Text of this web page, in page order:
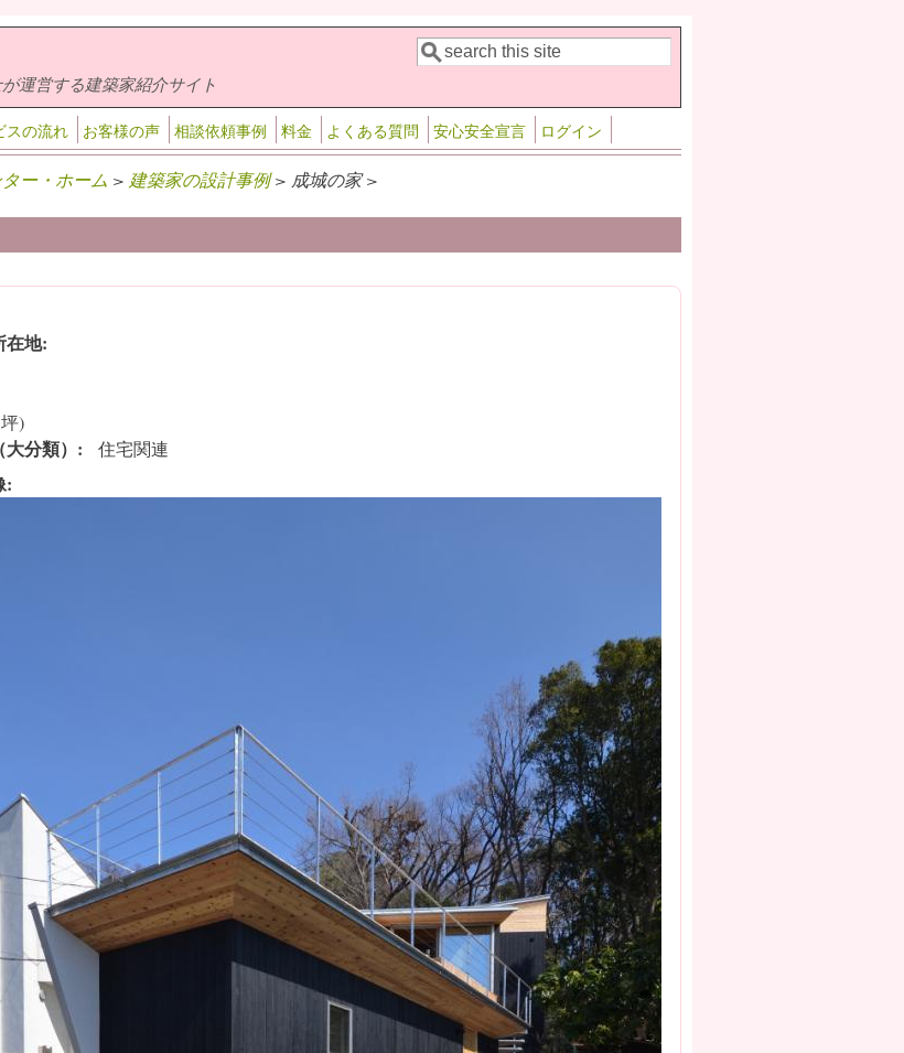
運営する建築家紹介サイト 検索フォーム
検索
スの流れ お客様の声 相談依頼事例 料金 よくある質問 安心安全宣言 ログイン
ー・ホーム > 建築家の設計事例> 成城の家 >
在地:
)
大分類）: 住宅関連
: